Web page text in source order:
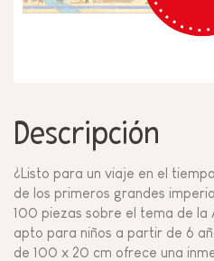
Descripción
¿Listo para un viaje en el
de los primeros grandes
100 piezas sobre el tema de la
apto para niños a partir de 6
de 100 x 20 cm ofrece una